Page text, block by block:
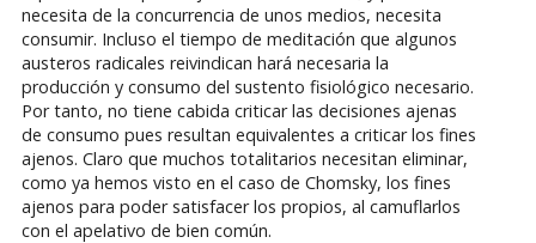
necesita de la concurrencia de unos medios, necesita
consumir. Incluso el tiempo de meditación que algunos
austeros radicales reivindican hará necesaria la
producción y consumo del sustento fisiológico necesario.
Por tanto, no tiene cabida criticar las decisiones ajenas
de consumo pues resultan equivalentes a criticar los fines
ajenos. Claro que muchos totalitarios necesitan eliminar,
como ya hemos visto en el caso de Chomsky, los fines
ajenos para poder satisfacer los propios, al camuflarlos
con el apelativo de bien común.